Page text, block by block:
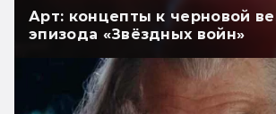
Арт: концепты к черновой
эпизода «Звёздных войн»